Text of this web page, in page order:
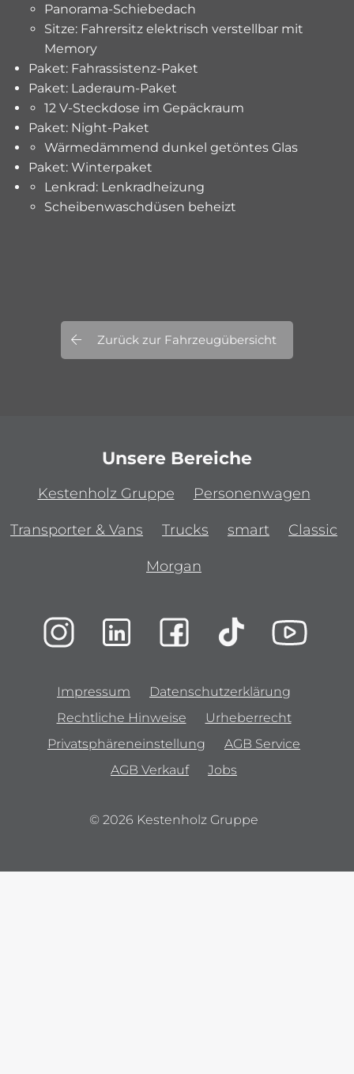
Panorama-Schiebedach
Sitze: Fahrersitz elektrisch verstellbar mit
Memory
Paket: Fahrassistenz-Paket
Paket: Laderaum-Paket
12 V-Steckdose im Gepäckraum
Paket: Night-Paket
Wärmedämmend dunkel getöntes Glas
Paket: Winterpaket
Lenkrad: Lenkradheizung
Scheibenwaschdüsen beheizt
Zurück zur Fahrzeugübersicht
Unsere Bereiche
Kestenholz Gruppe Personenwagen
Transporter & Vans Trucks smart Classic
Morgan
Impressum
Datenschutzerklärung
Rechtliche Hinweise
Urheberrecht
Privatsphäreneinstellung
AGB Service
AGB Verkauf
Jobs
© 2026 Kestenholz Gruppe